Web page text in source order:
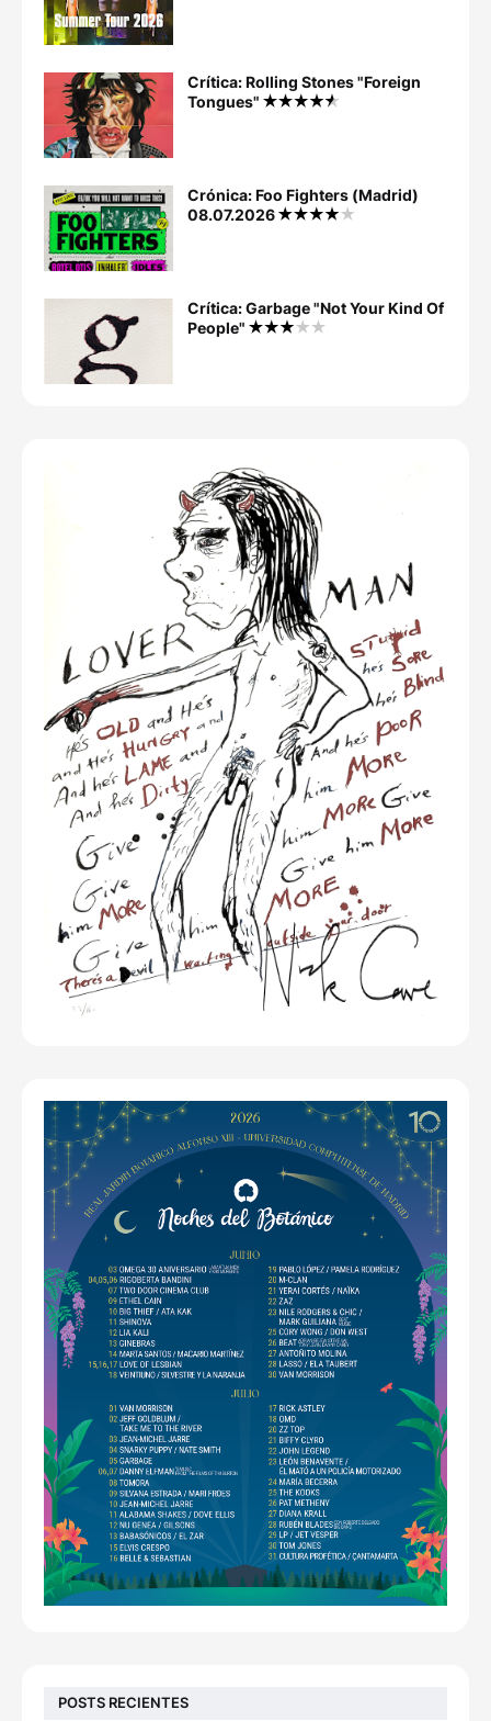
Crítica: Rolling Stones "Foreign
Tongues"
Crónica: Foo Fighters (Madrid)
08.07.2026
Crítica: Garbage "Not Your Kind Of
People"
POSTS RECIENTES